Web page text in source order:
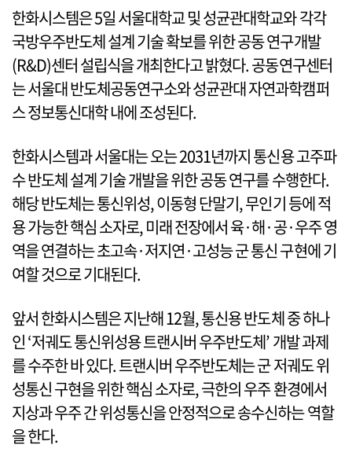
한화시스템은 5일 서울대학교 및 성균관대학교와 각각
국방우주반도체 설계 기술 확보를 위한 공동 연구개발
(R&D)센터 설립식을 개최한다고 밝혔다. 공동연구센터
는 서울대 반도체공동연구소와 성균관대 자연과학캠퍼
스 정보통신대학 내에 조성된다.
한화시스템과 서울대는 오는 2031년까지 통신용 고주파
수 반도체 설계 기술 개발을 위한 공동 연구를 수행한다.
해당 반도체는 통신위성, 이동형 단말기, 무인기 등에 적
용 가능한 핵심 소자로, 미래 전장에서 육·해·공·우주 영
역을 연결하는 초고속·저지연·고성능 군 통신 구현에 기
여할 것으로 기대된다.
앞서 한화시스템은 지난해 12월, 통신용 반도체 중 하나
인 ‘저궤도 통신위성용 트랜시버 우주반도체’ 개발 과제
를 수주한 바 있다. 트랜시버 우주반도체는 군 저궤도 위
성통신 구현을 위한 핵심 소자로, 극한의 우주 환경에서
지상과 우주 간 위성통신을 안정적으로 송수신하는 역할
을 한다.